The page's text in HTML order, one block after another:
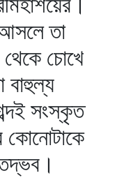
তা
চোখে
বাহুল্য
সংস্কৃত
কোনোটাকে